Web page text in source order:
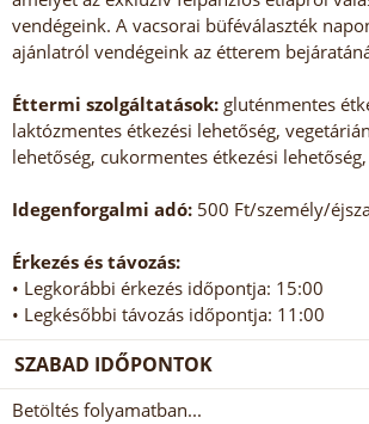
vendégeink. A vacsorai büféválaszték
ajánlatról vendégeink az étterem
Éttermi szolgáltatások: gluténmentes
laktózmentes étkezési lehetőség,
lehetőség, cukormentes étkezési
Idegenforgalmi adó: 500 Ft/személy/
Érkezés és távozás:
• Legkorábbi érkezés időpontja: 15:00
• Legkésőbbi távozás időpontja: 11:00
SZABAD IDŐPONTOK
Betöltés folyamatban...